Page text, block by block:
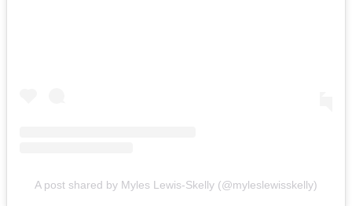
A post shared by Myles Lewis-Skelly (@myleslewisskelly)